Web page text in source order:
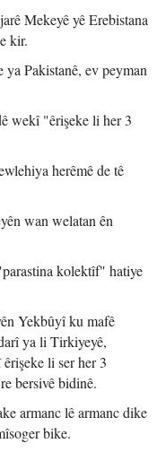
Mekeyê yê Erebistana
kir.
Pakistanê, ev peyman
wekî "êrişeke li her 3
herêmê de tê
wan welatan ên
kolektîf" hatiye
Yekbûyî ku mafê
ya li Tirkiyeyê,
li ser her 3
bersivê bidinê.
armanc lê armanc dike
bike.